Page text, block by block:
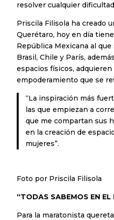
resolver cualquier
Priscila Filisola ha creado
Querétaro, hoy en día
República Mexicana al
Brasil, Chile y París,
espacios físicos,
empoderamiento que se
“La inspiración más
las que empiezan a
que me compartan sus
en la creación de
mujeres”.
Foto por Priscila Filisola
“TODAS SABEMOS EN
Para la maratonista